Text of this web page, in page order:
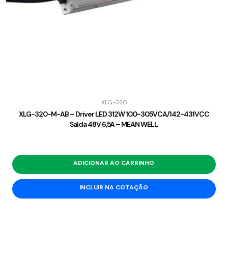
XLG-320
XLG-320-M-AB – Driver LED 312W 100-305VCA/142-431VCC
Saída 48V 6,5A – MEAN WELL
ADICIONAR AO CARRINHO
INCLUIR NA COTAÇÃO